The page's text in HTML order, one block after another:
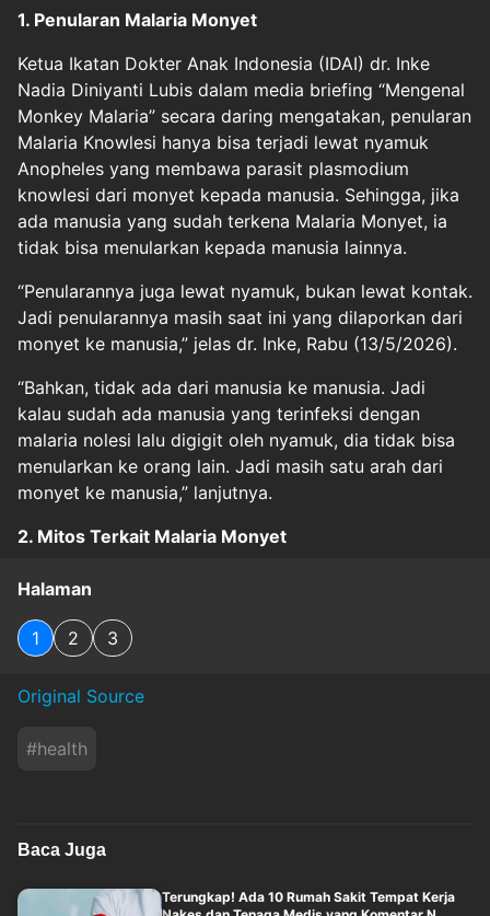
1. Penularan Malaria Monyet
Ketua Ikatan Dokter Anak Indonesia (IDAI) dr. Inke
Nadia Diniyanti Lubis dalam media briefing “Mengenal
Monkey Malaria” secara daring mengatakan, penularan
Malaria Knowlesi hanya bisa terjadi lewat nyamuk
Anopheles yang membawa parasit plasmodium
knowlesi dari monyet kepada manusia. Sehingga, jika
ada manusia yang sudah terkena Malaria Monyet, ia
tidak bisa menularkan kepada manusia lainnya.
“Penularannya juga lewat nyamuk, bukan lewat kontak.
Jadi penularannya masih saat ini yang dilaporkan dari
monyet ke manusia,” jelas dr. Inke, Rabu (13/5/2026).
“Bahkan, tidak ada dari manusia ke manusia. Jadi
kalau sudah ada manusia yang terinfeksi dengan
malaria nolesi lalu digigit oleh nyamuk, dia tidak bisa
menularkan ke orang lain. Jadi masih satu arah dari
monyet ke manusia,” lanjutnya.
2. Mitos Terkait Malaria Monyet
Halaman
1 2 3
Original Source
#health
Baca Juga
Terungkap! Ada 10 Rumah Sakit Tempat Kerja